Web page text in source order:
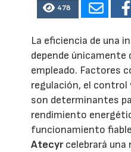
478
La eficiencia de una
depende
empleado. Factores
regulación, el
son determinantes
rendimiento
funcionamiento
Atecyrcelebrará una